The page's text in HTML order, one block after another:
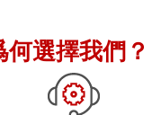
何選擇我們？